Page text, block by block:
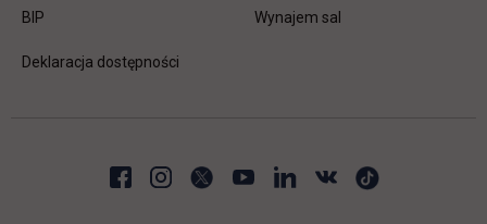
BIP
Deklaracja dostępności
Wynajem sal